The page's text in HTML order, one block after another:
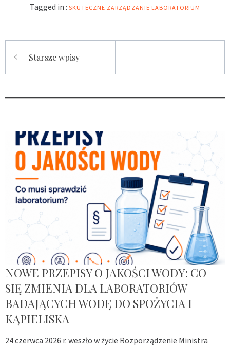
Tagged in : SKUTECZNE ZARZĄDZANIE LABORATORIUM
po
Starsze wpisy
NOWE PRZEPISY O JAKOŚCI WODY: CO
SIĘ ZMIENIA DLA LABORATORIÓW
BADAJĄCYCH WODĘ DO SPOŻYCIA I
KĄPIELISKA
24 czerwca 2026 r. weszło w życie Rozporządzenie Ministra